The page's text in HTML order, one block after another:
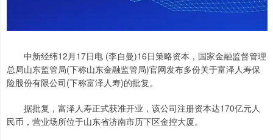
中新经纬12月17日电 (李自曼)16日策略资本，国家金融监督管理
总局山东监管局(下称山东金融监管局)官网发布多份关于富泽人寿保
险股份有限公司(下称富泽人寿)的批复。
据批复，富泽人寿正式获准开业，该公司注册资本达170亿元人
民币，营业场所位于山东省济南市历下区金控大厦。